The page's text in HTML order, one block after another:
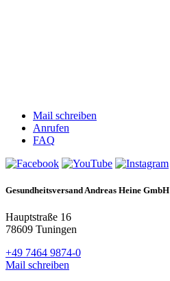
Mail schreiben
Anrufen
FAQ
Gesundheitsversand Andreas Heine GmbH
Hauptstraße 16
78609 Tuningen
+49 7464 9874-0
Mail schreiben